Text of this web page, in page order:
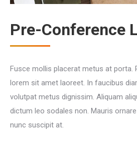
Pre-Conference
Fusce mollis placerat metus at porta.
lorem sit amet laoreet. In faucibus
volutpat metus dignissim. Aliquam
dictum leo sodales non. Mauris
nunc suscipit at.